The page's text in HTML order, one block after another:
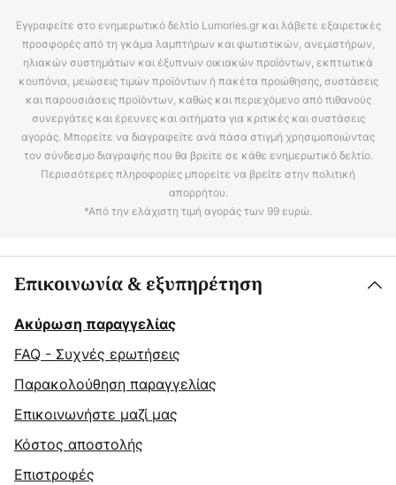
Εγγραφείτε στο ενημερωτικό δελτίο Lumories.gr και λάβετε εξαιρετικές
προσφορές από τη γκάμα λαμπτήρων και φωτιστικών, ανεμιστήρων,
ηλιακών συστημάτων και έξυπνων οικιακών προϊόντων, εκπτωτικά
κουπόνια, μειώσεις τιμών προϊόντων ή πακέτα προώθησης, συστάσεις
και παρουσιάσεις προϊόντων, καθώς και περιεχόμενο από πιθανούς
συνεργάτες και έρευνες και αιτήματα για κριτικές και συστάσεις
αγοράς. Μπορείτε να διαγραφείτε ανά πάσα στιγμή χρησιμοποιώντας
τον σύνδεσμο διαγραφής που θα βρείτε σε κάθε ενημερωτικό δελτίο.
Περισσότερες πληροφορίες μπορείτε να βρείτε στην πολιτική
απορρήτου.
*Από την ελάχιστη τιμή αγοράς των 99 ευρώ.
Επικοινωνία & εξυπηρέτηση
Ακύρωση παραγγελίας
FAQ - Συχνές ερωτήσεις
Παρακολούθηση παραγγελίας
Επικοινωνήστε μαζί μας
Κόστος αποστολής
Επιστροφές